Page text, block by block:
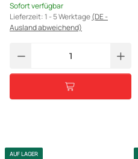
Sofort verfügbar
Lieferzeit:1 - 5 Werktage(DE -
Ausland abweichend)
AUF LAGER